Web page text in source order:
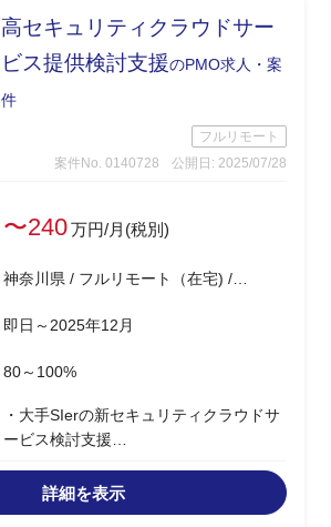
-要件定義フェーズ：～2027年6月まで
-設計開発フェーズ：それ以降
高セキュリティクラウドサー
ビス提供検討支援のPMO求人・案
件
フルリモート
案件No. 0140728
公開日: 2025/07/28
〜240万円/月(税別)
神奈川県 / フルリモート（在宅) /
即日～2025年12月
80～100%
・大手SIerの新セキュリティクラウドサ
ービス検討支援
同等のセキュリティ対策の検討
・FedRAMP(Level:High)要件の整理
詳細を表示